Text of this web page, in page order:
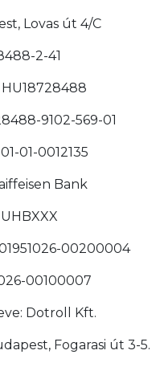
Lovas út 4/C
2-41
HU18728488
9102-569-01
01-0012135
Bank
00200004
00100007
Dotroll Kft.
Fogarasi út 3-5.